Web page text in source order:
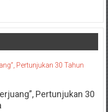
Pertunjukan 30